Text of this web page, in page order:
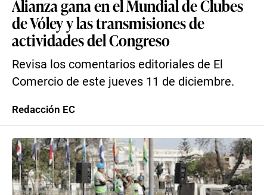
Alianza gana en el Mundial de Clubes
de Vóley y las transmisiones de
actividades del Congreso
Revisa los comentarios editoriales de El
Comercio de este jueves 11 de diciembre.
Redacción EC